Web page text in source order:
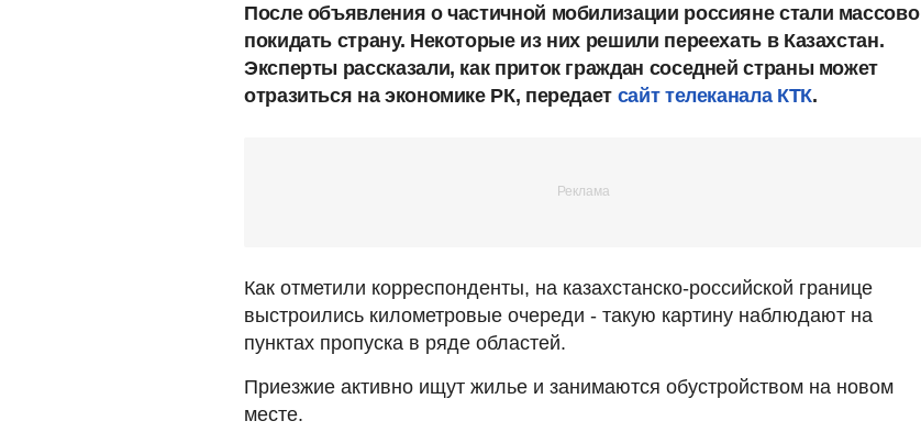
После объявления о частичной мобилизации россияне стали массово
покидать страну. Некоторые из них решили переехать в Казахстан.
Эксперты рассказали, как приток граждан соседней страны может
отразиться на экономике РК, передает сайт телеканала КТК.
Как отметили корреспонденты, на казахстанско-российской границе
выстроились километровые очереди - такую картину наблюдают на
пунктах пропуска в ряде областей.
Приезжие активно ищут жилье и занимаются обустройством на новом
месте.